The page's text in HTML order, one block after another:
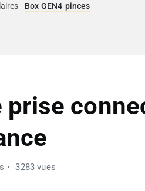
Box GEN4 pinces
prise
3283 vues